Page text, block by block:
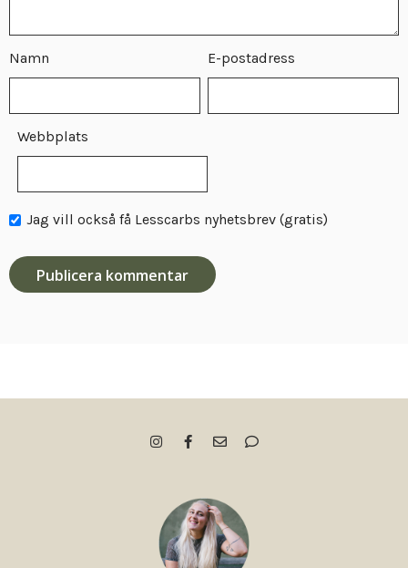
Namn E-postadress
Webbplats
Jag vill också få Lesscarbs nyhetsbrev (gratis)